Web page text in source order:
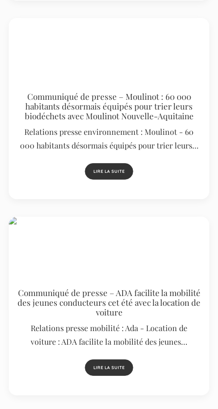
Communiqué de presse – Moulinot : 60 000
habitants désormais équipés pour trier leurs
biodéchets avec Moulinot Nouvelle-Aquitaine
Relations presse environnement : Moulinot - 60
000 habitants désormais équipés pour trier leurs…
LIRE LA SUITE
Communiqué de presse – ADA facilite la mobilité
des jeunes conducteurs cet été avec la location de
voiture
Relations presse mobilité : Ada - Location de
voiture : ADA facilite la mobilité des jeunes…
LIRE LA SUITE